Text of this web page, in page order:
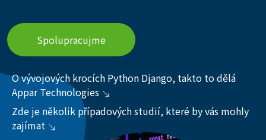
Spolupracujme
O vývojových krocích Python Django, takto to dělá
Appar Technologies
Zde je několik případových studií, které by vás mohly
zajímat